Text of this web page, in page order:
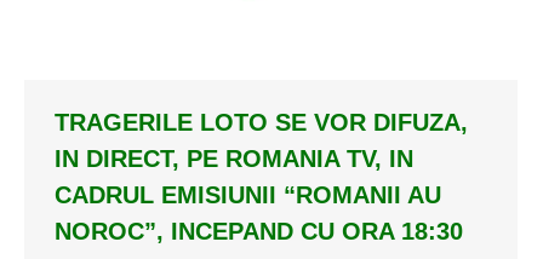
TRAGERILE LOTO SE VOR DIFUZA,
IN DIRECT, PE ROMANIA TV, IN
CADRUL EMISIUNII “ROMANII AU
NOROC”, INCEPAND CU ORA 18:30